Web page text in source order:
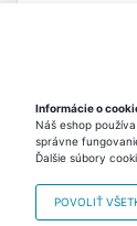
Likvidácia:
nože a
prenášaní
čepele alebo
poraneniu.
Informácie o
Náš eshop
správne
Ďalšie súbory
POVOLIŤ